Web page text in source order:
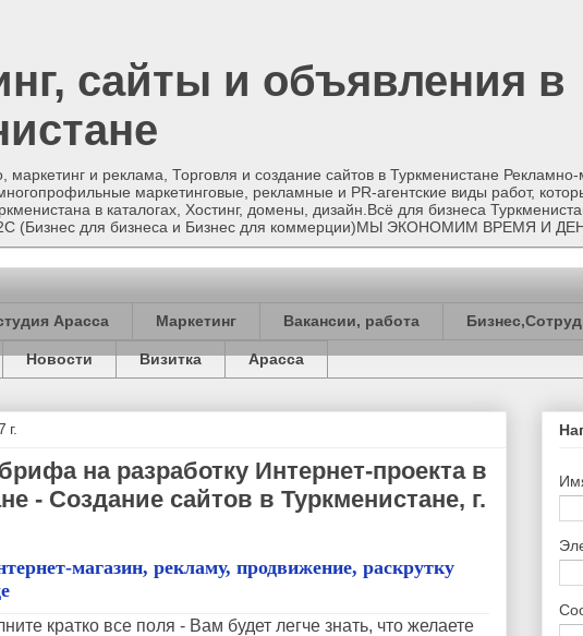
сайты и объявления в
маркетинг и реклама, Торговля и создание сайтов в Туркменистане
маркетинговые, рекламные и PR-агентские виды работ,
в каталогах, Хостинг, домены, дизайн.Всё для бизнеса
(Бизнес для бизнеса и Бизнес для коммерции)МЫ ЭКОНОМИМ ВРЕМЯ И
Арасса Маркетинг Вакансии, работа
Новости Визитка Арасса
г.
на разработку Интернет-проекта в
- Создание сайтов в Туркменистане, г.
магазин, рекламу, продвижение, раскрутку
кратко все поля - Вам будет легче знать, что желаете